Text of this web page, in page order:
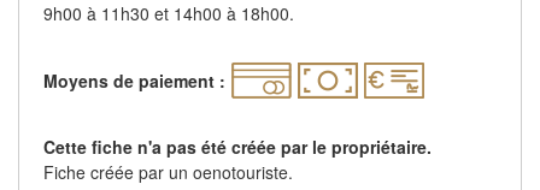
9h00 à 11h30 et 14h00 à 18h00.
Moyens de paiement :
Cette fiche n'a pas été créée par le propriétaire.
Fiche créée par un oenotouriste.